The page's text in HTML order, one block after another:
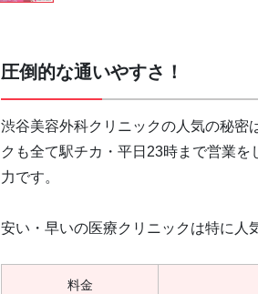
圧倒的な通いやすさ！
渋谷美容外科クリニックの人気の秘密
クも全て駅チカ・平日23時まで営業
力です。
安い・早いの医療クリニックは特に人
料金